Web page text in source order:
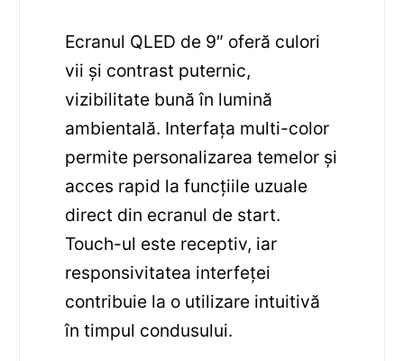
Ecranul QLED de 9″ oferă culori
vii și contrast puternic,
vizibilitate bună în lumină
ambientală. Interfața multi-color
permite personalizarea temelor și
acces rapid la funcțiile uzuale
direct din ecranul de start.
Touch-ul este receptiv, iar
responsivitatea interfeței
contribuie la o utilizare intuitivă
în timpul condusului.